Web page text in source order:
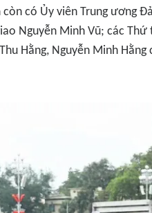
có Ủy viên Trung ương
Nguyễn Minh Vũ; các Thứ
Hằng, Nguyễn Minh